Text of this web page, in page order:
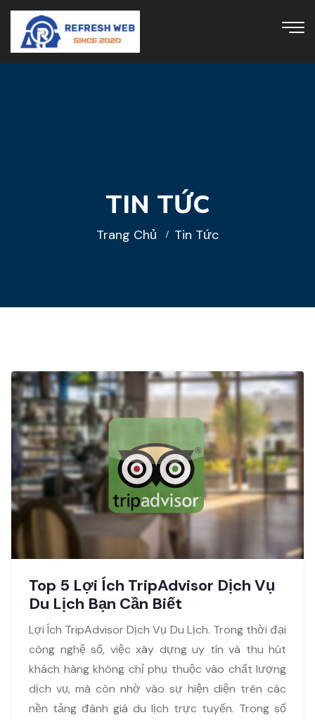
TIN TỨC
Trang Chủ Tin Tức
Top 5 Lợi Ích TripAdvisor Dịch Vụ
Du Lịch Bạn Cần Biết
Lợi Ích TripAdvisor Dịch Vụ Du Lịch. Trong thời đại
công nghệ số, việc xây dựng uy tín và thu hút
khách hàng không chỉ phụ thuộc vào chất lượng
dịch vụ, mà còn nhờ vào sự hiện diện trên các
nền tảng đánh giá du lịch trực tuyến. Trong số